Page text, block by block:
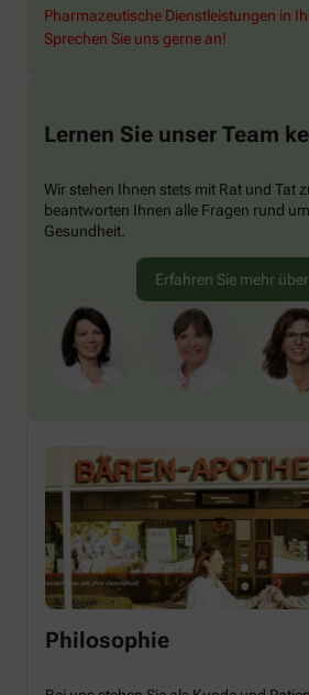
Pharmazeutische Dienstleistungen in
Sprechen Sie uns gerne an!
Lernen Sie unser Team
Wir stehen Ihnen stets mit Rat und Tat
beantworten Ihnen alle Fragen rund
Gesundheit.
Erfahren Sie mehr
Philosophie